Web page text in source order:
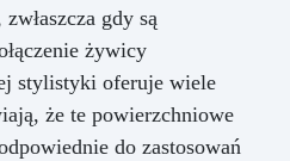
gdy są
żywicy
stylistyki oferuje wiele
że te powierzchniowe
do zastosowań